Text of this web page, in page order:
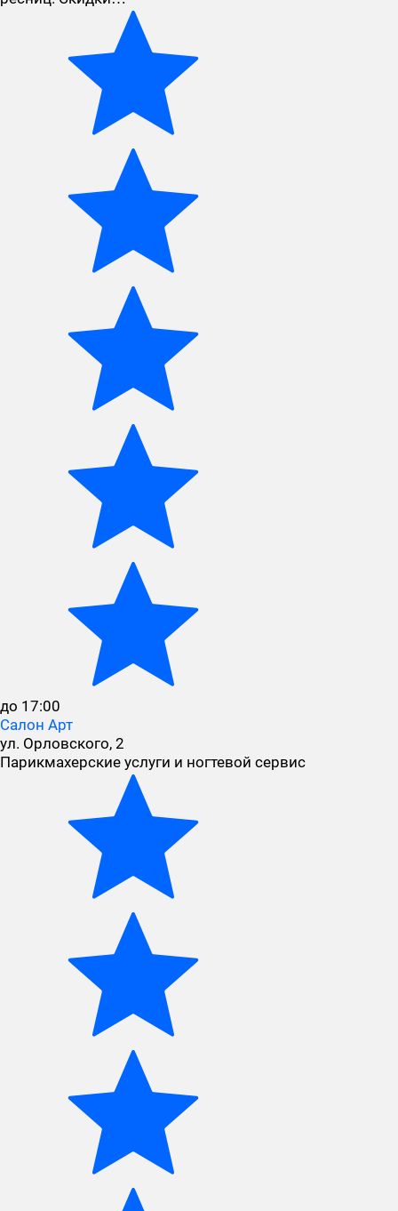
до 17:00
Салон Арт
ул. Орловского, 2
Парикмахерские услуги и ногтевой сервис